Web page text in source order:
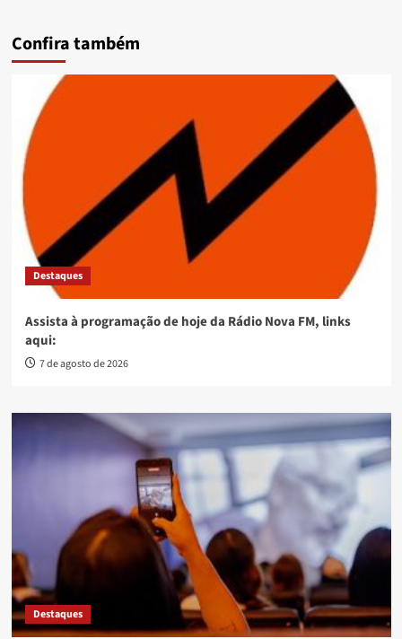
Confira também
Destaques
Assista à programação de hoje da Rádio Nova FM, links
aqui:
7 de agosto de 2026
Destaques